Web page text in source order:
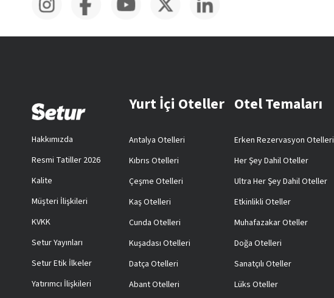
Hakkımızda
Resmi Tatiller 2026
Kalite
Müşteri İlişkileri
KVKK
Setur Yayınları
Setur Etik İlkeler
Yatırımcı İlişkileri
Yurt İçi Oteller
Antalya Otelleri
Kıbrıs Otelleri
Çeşme Otelleri
Kaş Otelleri
Cunda Otelleri
Kuşadası Otelleri
Datça Otelleri
Abant Otelleri
Otel Temaları
Erken Rezervasyon Otelleri
Her Şey Dahil Oteller
Ultra Her Şey Dahil Oteller
Etkinlikli Oteller
Muhafazakar Oteller
Doğa Otelleri
Sanatçılı Oteller
Lüks Oteller